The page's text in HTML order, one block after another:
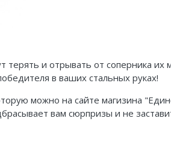
и отрывать от соперника
в ваших стальных руках!
можно на сайте магизина
вам сюрпризы и не